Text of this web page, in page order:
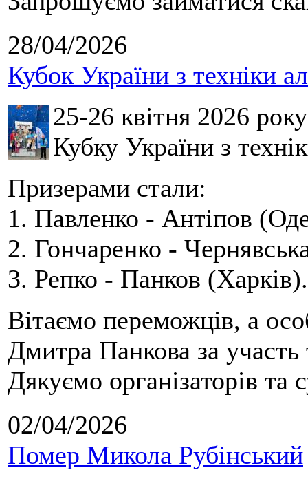
28/04/2026
Кубок України з техніки
25-26 квітня 2026
Кубку України з
Призерами стали:
1. Павленко - Антіпов
2. Гончаренко -
3. Репко - Панков (Харків).
Вітаємо переможців, а
Дмитра Панкова за
Дякуємо організаторів та
02/04/2026
Помер Микола Рубінський